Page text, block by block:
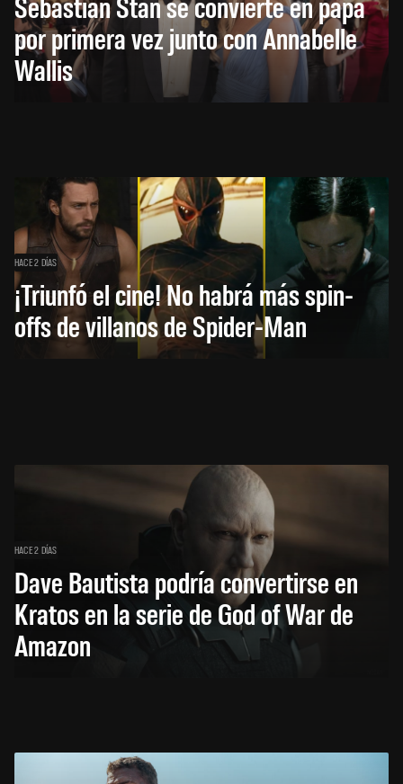
por primera vez junto con Annabelle
Wallis
HACE 2 DÍAS
¡Triunfó el cine! No habrá más spin-
offs de villanos de Spider-Man
HACE 2 DÍAS
Dave Bautista podría convertirse en
Kratos en la serie de God of War de
Amazon